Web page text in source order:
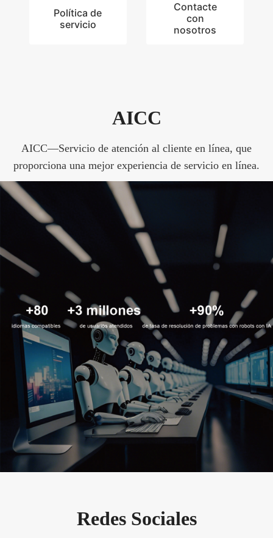
Política de
servicio
Contacte
con
nosotros
AICC
AICC—Servicio de atención al cliente en línea, que
proporciona una mejor experiencia de servicio en línea.
Redes Sociales